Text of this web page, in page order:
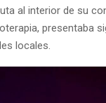
al interior de su
presentaba
locales.